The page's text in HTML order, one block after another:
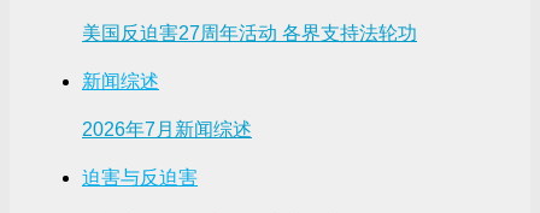
美国反迫害27周年活动 各界支持法轮功
新闻综述
2026年7月新闻综述
迫害与反迫害